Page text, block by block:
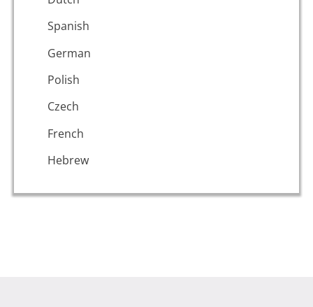
Spanish
German
Polish
Czech
French
Hebrew